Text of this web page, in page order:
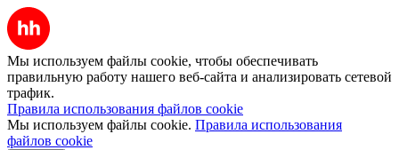
Мы используем файлы cookie, чтобы обеспечивать
правильную работу нашего веб-сайта и анализировать сетевой
трафик.
Правила использования файлов cookie
Мы используем файлы cookie. Правила использования
файлов cookie